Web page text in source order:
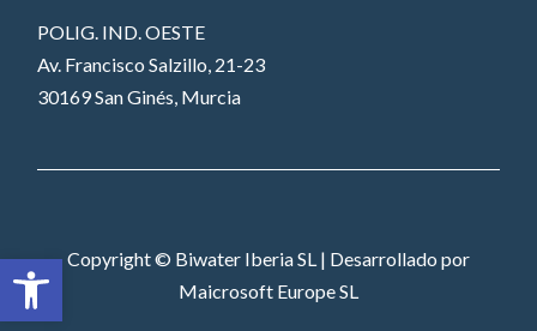
Abrir barra de herramientas
POLIG. IND. OESTE
Av. Francisco Salzillo, 21-23
30169 San Ginés, Murcia
Copyright © Biwater Iberia SL | Desarrollado por
Maicrosoft Europe SL